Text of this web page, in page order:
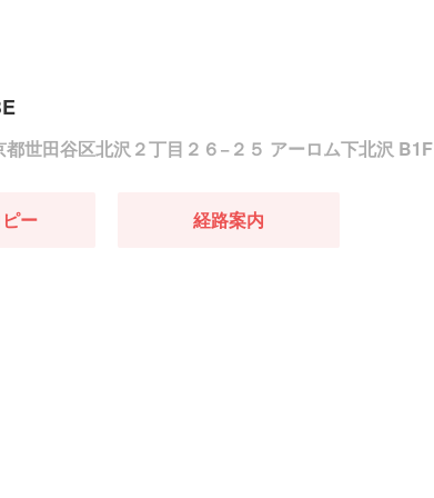
都世田谷区北沢２丁目２６−２５ アーロム下北沢 B1F
ー 経路案内